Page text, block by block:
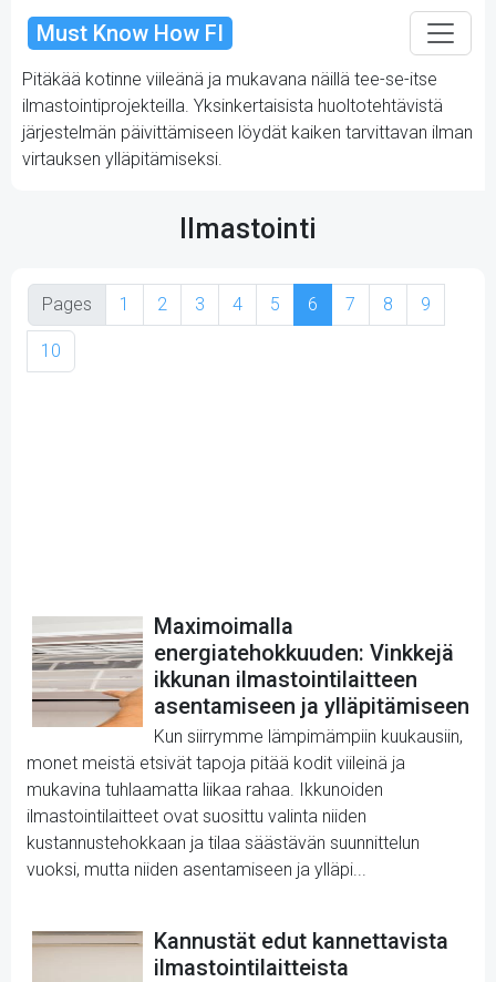
Must Know How FI
Pitäkää kotinne viileänä ja mukavana näillä tee-se-itse
ilmastointiprojekteilla. Yksinkertaisista huoltotehtävistä
järjestelmän päivittämiseen löydät kaiken tarvittavan ilman
virtauksen ylläpitämiseksi.
Ilmastointi
Pages 1 2 3 4 5 6 7 8 9
10
Maximoimalla
energiatehokkuuden: Vinkkejä
ikkunan ilmastointilaitteen
asentamiseen ja ylläpitämiseen
Kun siirrymme lämpimämpiin kuukausiin,
monet meistä etsivät tapoja pitää kodit viileinä ja
mukavina tuhlaamatta liikaa rahaa. Ikkunoiden
ilmastointilaitteet ovat suosittu valinta niiden
kustannustehokkaan ja tilaa säästävän suunnittelun
vuoksi, mutta niiden asentamiseen ja ylläpi...
Kannustät edut kannettavista
ilmastointilaitteista